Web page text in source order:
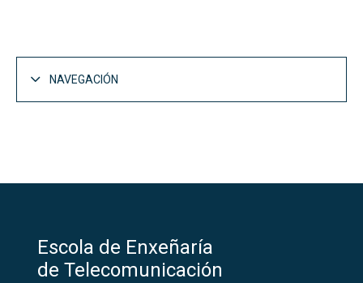
NAVEGACIÓN
Escola de Enxeñaría
de Telecomunicación